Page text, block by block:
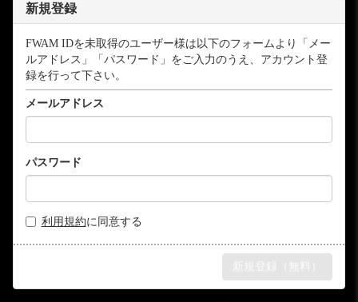
新規登録
FWAM IDを未取得のユーザー様は以下のフォームより「メー
ルアドレス」「パスワード」をご入力のうえ、アカウント登
録を行って下さい。
メールアドレス
パスワード
利用規約に同意する